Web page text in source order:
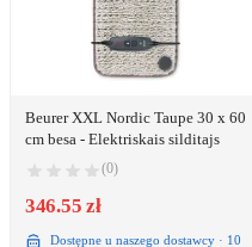
Beurer XXL Nordic Taupe 30 x 60
cm besa - Elektriskais silditajs
(0)
346.55 zł
Dostępne u naszego dostawcy · 10